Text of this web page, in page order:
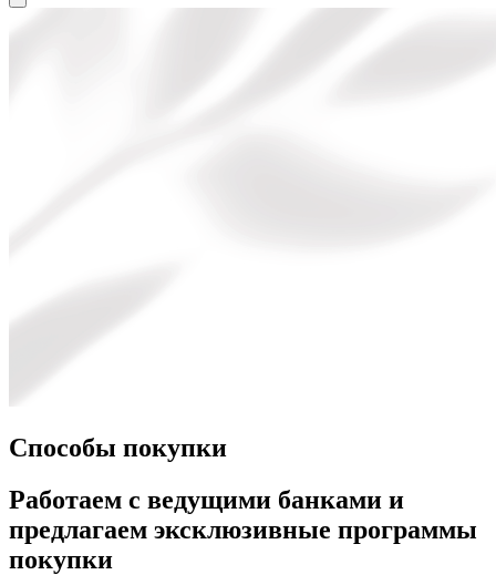
Способы покупки
Работаем с ведущими банками и
предлагаем эксклюзивные программы
покупки